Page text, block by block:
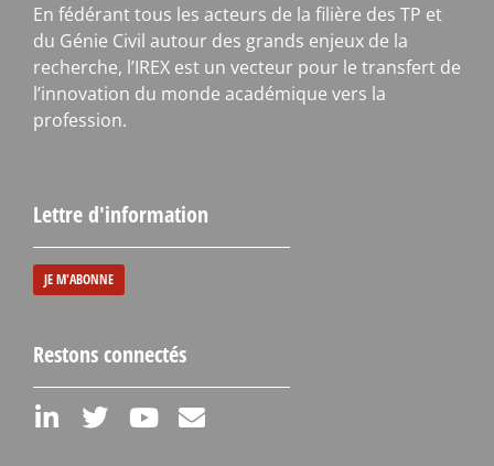
En fédérant tous les acteurs de la filière des TP et
du Génie Civil autour des grands enjeux de la
recherche, l’IREX est un vecteur pour le transfert de
l’innovation du monde académique vers la
profession.
Lettre d'information
JE M'ABONNE
Restons connectés